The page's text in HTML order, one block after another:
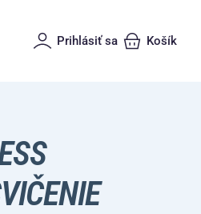
Prihlásiť sa Košík